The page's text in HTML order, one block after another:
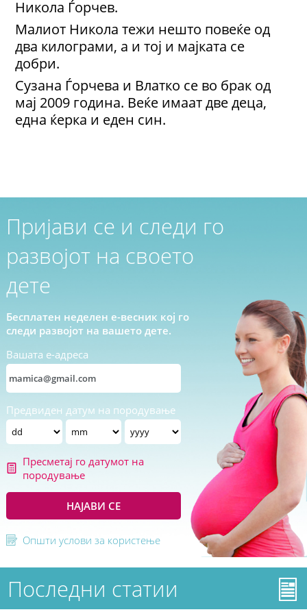
Никола Ѓорчев.
Малиот Никола тежи нешто повеќе од
два килограми, а и тој и мајката се
добри.
Сузана Ѓорчева и Влатко се во брак од
мај 2009 година. Веќе имаат две деца,
една ќерка и еден син.
Пријави се и следи го
развојот на своето
дете
Бесплатен неделен е-весник кој го
следи развојот на вашето дете.
Вашата е-адреса
Предвиден датум на породување
Пресметај го датумот на
породување
НАЈАВИ СЕ
Општи услови за користење
Последни статии